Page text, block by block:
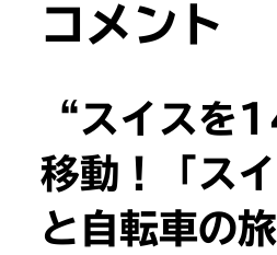
コメント
“スイスを
移動！「ス
と自転車の